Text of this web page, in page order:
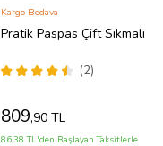
Pratik Paspas Çift Sıkmalı
(2)
Kargo Bedava
809,90 TL
86,38 TL'den Başlayan Taksitlerle